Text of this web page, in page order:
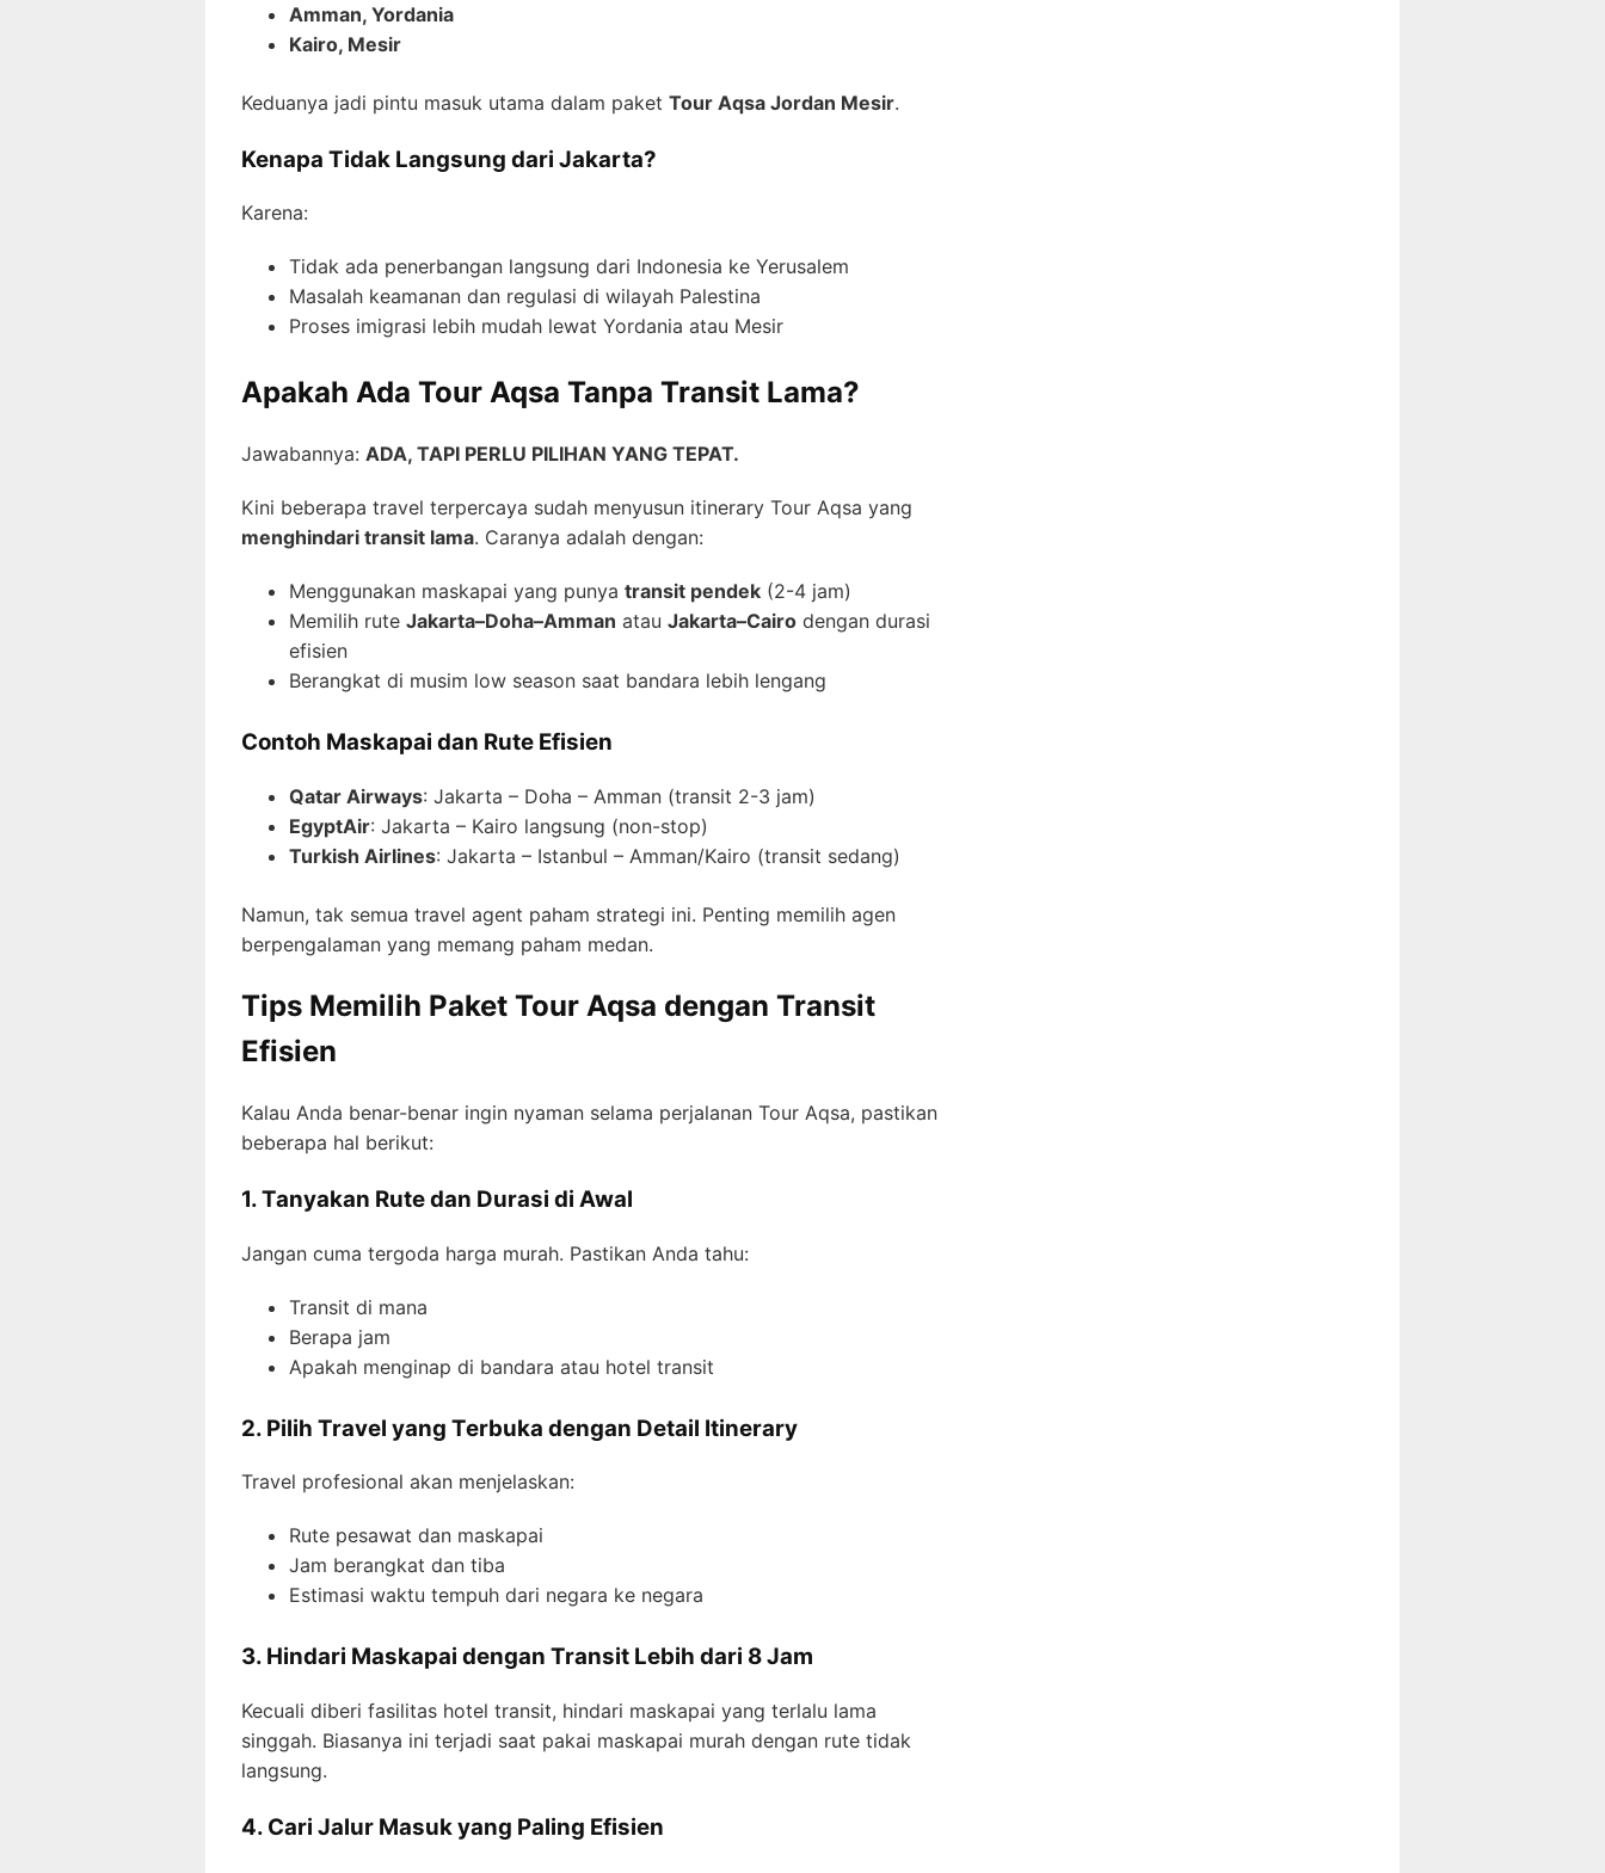
Amman, Yordania
Kairo, Mesir
Keduanya jadi pintu masuk utama dalam paket Tour Aqsa Jordan Mesir.
Kenapa Tidak Langsung dari Jakarta?
Karena:
Tidak ada penerbangan langsung dari Indonesia ke Yerusalem
Masalah keamanan dan regulasi di wilayah Palestina
Proses imigrasi lebih mudah lewat Yordania atau Mesir
Apakah Ada Tour Aqsa Tanpa Transit Lama?
Jawabannya: ADA, TAPI PERLU PILIHAN YANG TEPAT.
Kini beberapa travel terpercaya sudah menyusun itinerary Tour Aqsa yang
menghindari transit lama. Caranya adalah dengan:
Menggunakan maskapai yang punya transit pendek (2-4 jam)
Memilih rute Jakarta–Doha–Amman atau Jakarta–Cairo dengan durasi
efisien
Berangkat di musim low season saat bandara lebih lengang
Contoh Maskapai dan Rute Efisien
Qatar Airways: Jakarta – Doha – Amman (transit 2-3 jam)
EgyptAir: Jakarta – Kairo langsung (non-stop)
Turkish Airlines: Jakarta – Istanbul – Amman/Kairo (transit sedang)
Namun, tak semua travel agent paham strategi ini. Penting memilih agen
berpengalaman yang memang paham medan.
Tips Memilih Paket Tour Aqsa dengan Transit
Efisien
Kalau Anda benar-benar ingin nyaman selama perjalanan Tour Aqsa, pastikan
beberapa hal berikut:
1. Tanyakan Rute dan Durasi di Awal
Jangan cuma tergoda harga murah. Pastikan Anda tahu:
Transit di mana
Berapa jam
Apakah menginap di bandara atau hotel transit
2. Pilih Travel yang Terbuka dengan Detail Itinerary
Travel profesional akan menjelaskan:
Rute pesawat dan maskapai
Jam berangkat dan tiba
Estimasi waktu tempuh dari negara ke negara
3. Hindari Maskapai dengan Transit Lebih dari 8 Jam
Kecuali diberi fasilitas hotel transit, hindari maskapai yang terlalu lama
singgah. Biasanya ini terjadi saat pakai maskapai murah dengan rute tidak
langsung.
4. Cari Jalur Masuk yang Paling Efisien